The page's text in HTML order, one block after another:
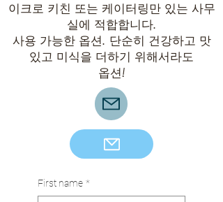
이크로 키친 또는 케이터링만 있는 사무
실에 적합합니다.
사용 가능한 옵션. 단순히 건강하고 맛
있고 미식을 더하기 위해서라도
옵션!
기업 파트너십
First name *